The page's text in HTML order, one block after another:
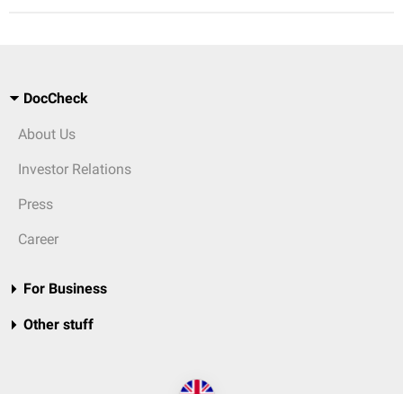
DocCheck
About Us
Investor Relations
Press
Career
For Business
Other stuff